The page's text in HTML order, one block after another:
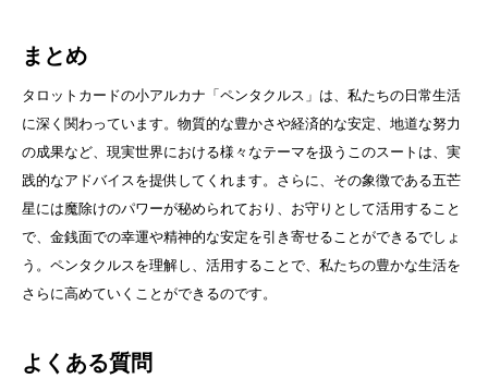
まとめ
タロットカードの小アルカナ「ペンタクルス」は、私たちの日常生活
に深く関わっています。物質的な豊かさや経済的な安定、地道な努力
の成果など、現実世界における様々なテーマを扱うこのスートは、実
践的なアドバイスを提供してくれます。さらに、その象徴である五芒
星には魔除けのパワーが秘められており、お守りとして活用すること
で、金銭面での幸運や精神的な安定を引き寄せることができるでしょ
う。ペンタクルスを理解し、活用することで、私たちの豊かな生活を
さらに高めていくことができるのです。
よくある質問